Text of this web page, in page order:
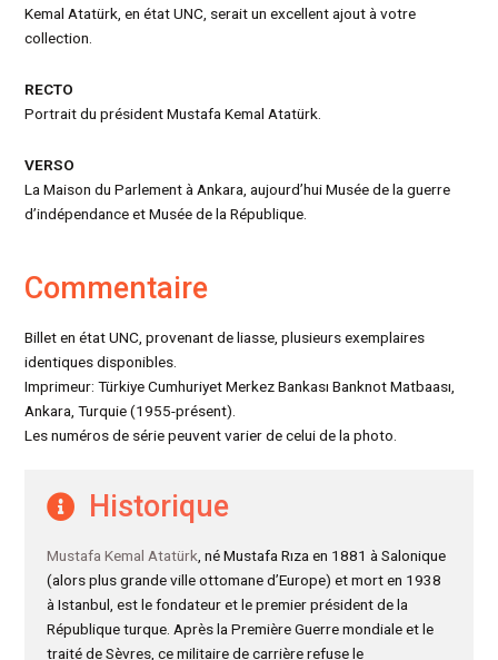
Kemal Atatürk, en état UNC, serait un excellent ajout à votre
collection.
RECTO
Portrait du président Mustafa Kemal Atatürk.
VERSO
La Maison du Parlement à Ankara, aujourd’hui Musée de la guerre
d’indépendance et Musée de la République.
Commentaire
Billet en état UNC, provenant de liasse, plusieurs exemplaires
identiques disponibles.
Imprimeur: Türkiye Cumhuriyet Merkez Bankası Banknot Matbaası,
Ankara, Turquie (1955-présent).
Les numéros de série peuvent varier de celui de la photo.
Historique
Mustafa Kemal Atatürk , né Mustafa Rıza en 1881 à Salonique
(alors plus grande ville ottomane d’Europe) et mort en 1938
à Istanbul, est le fondateur et le premier président de la
République turque. Après la Première Guerre mondiale et le
traité de Sèvres, ce militaire de carrière refuse le